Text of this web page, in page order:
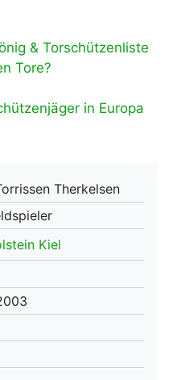
& Torschützenliste
Tore?
in Europa
Therkelsen
Kiel